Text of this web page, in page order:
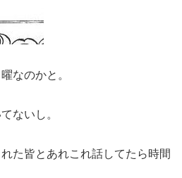
なのかと。
ないし。
た皆とあれこれ話してたら時間